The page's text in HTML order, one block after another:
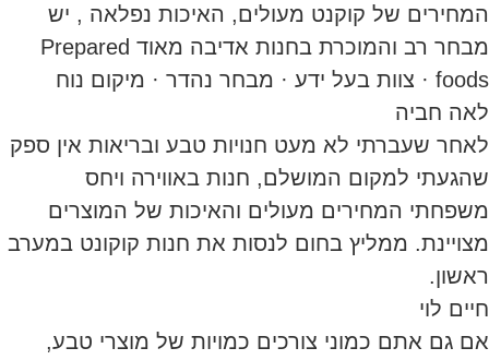
המחירים של קוקנט מעולים, האיכות נפלאה , יש
מבחר רב והמוכרת בחנות אדיבה מאוד Prepared
foods · צוות בעל ידע · מבחר נהדר · מיקום נוח
לאה חביה
לאחר שעברתי לא מעט חנויות טבע ובריאות אין ספק
שהגעתי למקום המושלם, חנות באווירה ויחס
משפחתי המחירים מעולים והאיכות של המוצרים
מצויינת. ממליץ בחום לנסות את חנות קוקונט במערב
ראשון.
חיים לוי
אם גם אתם כמוני צורכים כמויות של מוצרי טבע,